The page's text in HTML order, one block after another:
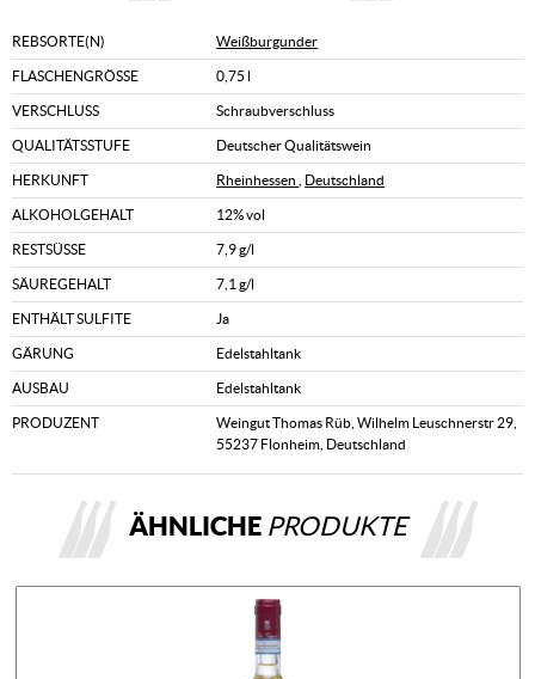
REBSORTE(N) Weißburgunder
FLASCHENGRÖSSE 0,75 l
VERSCHLUSS Schraubverschluss
QUALITÄTSSTUFE Deutscher Qualitätswein
HERKUNFT Rheinhessen Deutschland
ALKOHOLGEHALT 12% vol
RESTSÜSSE 7,9 g/l
SÄUREGEHALT 7,1 g/l
ENTHÄLT SULFITE Ja
GÄRUNG Edelstahltank
AUSBAU Edelstahltank
PRODUZENT
Weingut Thomas Rüb, Wilhelm Leuschnerstr 29,
55237 Flonheim, Deutschland
ÄHNLICHE PRODUKTE